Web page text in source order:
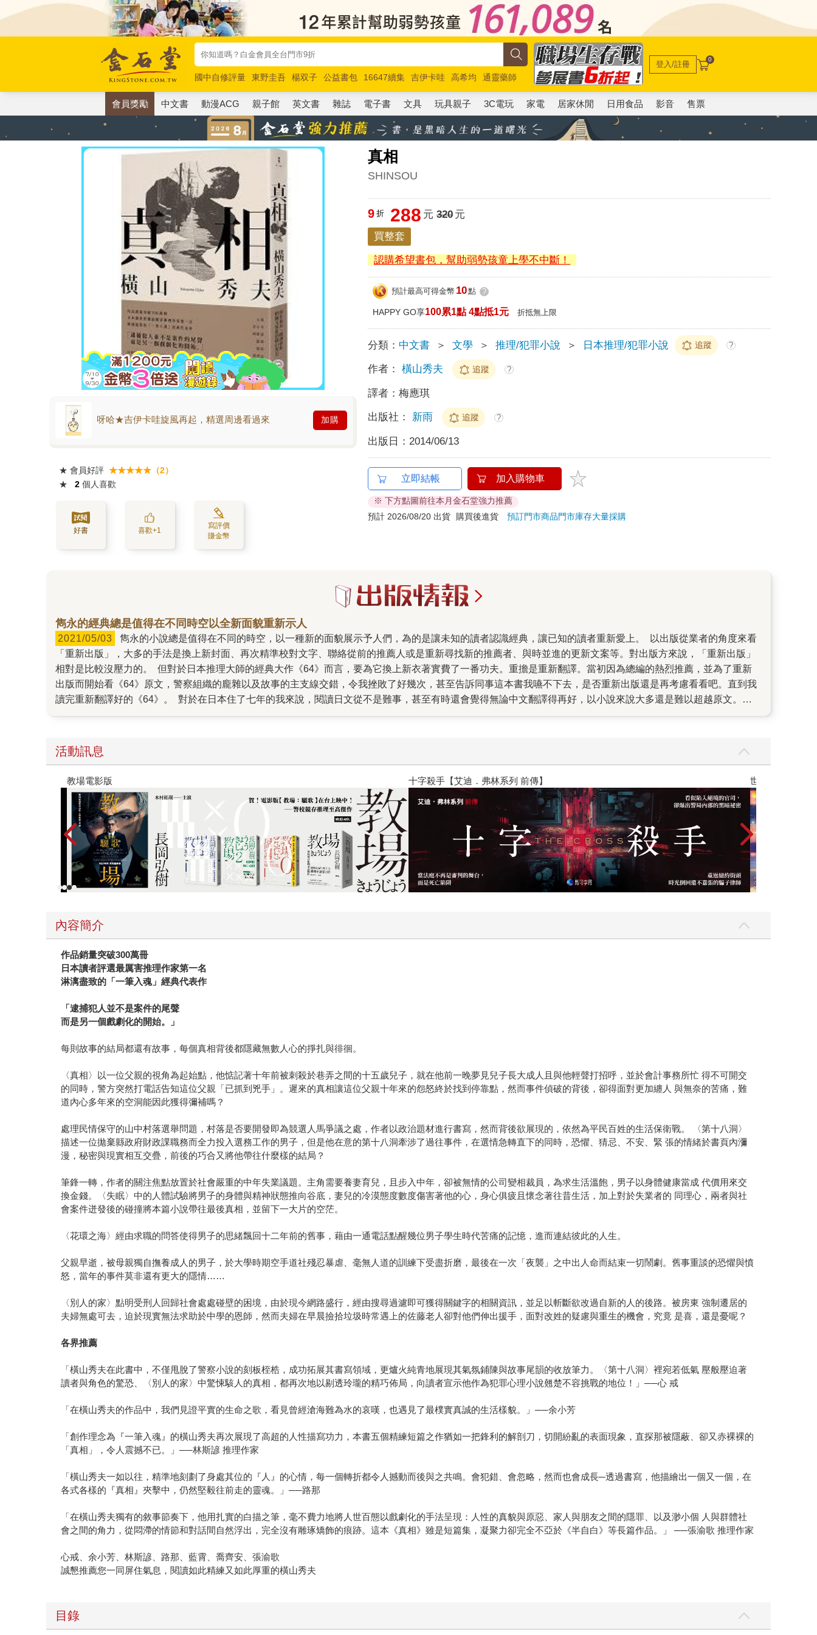
國中自修評量 東野圭吾 楊双子 公益書包 16647續集 吉伊卡哇 高希均
通靈藥師
唯紅花綻放
奧德賽 路邊攤新作 馬斯克 玩具總動員5 超慢跑
登入/註冊 0
會員獎勵 中文書 動漫ACG 親子館 英文書 雜誌 電子書 文具 玩具親子 3C電玩 家電 居家休閒 日用食品 影音 售票
真相
SHINSOU
呀哈★吉伊卡哇旋風再起，精選周邊看過來 加購
★ 會員好評 ★★★★★（2）
★
2 個人喜歡
好書 喜歡+1
寫評價
賺金幣
9 折 288 元 320元
買整套
認購希望書包，幫助弱勢孩童上學不中斷！
預計最高可得金幣 10點 ?
HAPPY GO享100累1點 4點抵1元 折抵無上限
分類： 中文書 ＞ 文學 ＞ 推理/犯罪小說 ＞ 日本推理/犯罪小說 追蹤 ?
作者： 橫山秀夫 追蹤 ?
譯者：梅應琪
出版社： 新雨 追蹤 ?
出版日： 2014/06/13
立即結帳 加入購物車
※ 下方點圖前往本月金石堂強力推薦
預計 2026/08/20 出貨
購買後進貨預訂門市商品門市庫存大量採購
雋永的經典總是值得在不同時空以全新面貌重新示人
2021/05/03
雋永的小說總是值得在不同的時空，以一種新的面貌展示予人們，為的是讓未知的讀者認識經典，讓已知的讀者重新愛上。 以出版從業者的角度來看
「重新出版」，大多的手法是換上新封面、再次精準校對文字、聯絡從前的推薦人或是重新尋找新的推薦者、與時並進的更新文案等。對出版方來說，「重新出版」
相對是比較沒壓力的。 但對於日本推理大師的經典大作《64》而言，要為它換上新衣著實費了一番功夫。重擔是重新翻譯。當初因為總編的熱烈推薦，並為了重新
出版而開始看《64》原文，警察組織的龐雜以及故事的主支線交錯，令我挫敗了好幾次，甚至告訴同事這本書我嚥不下去，是否重新出版還是再考慮看看吧。直到我
讀完重新翻譯好的《64》。 對於在日本住了七年的我來說，閱讀日文從不是難事，甚至有時還會覺得無論中文翻譯得再好，以小說來說大多還是難以超越原文。但
書起死回生。
活動訊息
十字殺手【艾迪．弗林系列 前傳】 世界上最透明的故事【夏季限量版】
內容簡介
作品銷量突破300萬冊
日本讀者評選最厲害推理作家第一名
淋漓盡致的「一筆入魂」經典代表作
「逮捕犯人並不是案件的尾聲
而是另一個戲劇化的開始。」
每則故事的結局都還有故事，每個真相背後都隱藏無數人心的掙扎與徘徊。
〈真相〉以一位父親的視角為起始點，他惦記著十年前被刺殺於巷弄之間的十五歲兒子，就在他前一晚夢見兒子長大成人且與他輕聲打招呼，並於會計事務所忙 得不可開交
的同時，警方突然打電話告知這位父親「已抓到兇手」。遲來的真相讓這位父親十年來的怨怒終於找到停靠點，然而事件偵破的背後，卻得面對更加纏人 與無奈的苦痛，難
道內心多年來的空洞能因此獲得彌補嗎？
處理民情保守的山中村落選舉問題，村落是否要開發即為競選人馬爭議之處，作者以政治題材進行書寫，然而背後欲展現的，依然為平民百姓的生活保衛戰。 〈第十八洞〉
描述一位拋棄縣政府財政課職務而全力投入選務工作的男子，但是他在意的第十八洞牽涉了過往事件，在選情急轉直下的同時，恐懼、猜忌、不安、緊 張的情緒於書頁內瀰
漫，秘密與現實相互交疊，前後的巧合又將他帶往什麼樣的結局？
筆鋒一轉，作者的關注焦點放置於社會嚴重的中年失業議題。主角需要養妻育兒，且步入中年，卻被無情的公司變相裁員，為求生活溫飽，男子以身體健康當成 代價用來交
換金錢。〈失眠〉中的人體試驗將男子的身體與精神狀態推向谷底，妻兒的冷漠態度數度傷害著他的心，身心俱疲且懷念著往昔生活，加上對於失業者的 同理心，兩者與社
會案件迸發後的碰撞將本篇小說帶往最後真相，並留下一大片的空茫。
〈花環之海〉經由求職的問答使得男子的思緒飄回十二年前的舊事，藉由一通電話點醒幾位男子學生時代苦痛的記憶，進而連結彼此的人生。
父親早逝，被母親獨自撫養成人的男子，於大學時期空手道社殘忍暴虐、毫無人道的訓練下受盡折磨，最後在一次「夜襲」之中出人命而結束一切鬧劇。舊事重談的恐懼與憤
怒，當年的事件莫非還有更大的隱情……
〈別人的家〉點明受刑人回歸社會處處碰壁的困境，由於現今網路盛行，經由搜尋過濾即可獲得關鍵字的相關資訊，並足以斬斷欲改過自新的人的後路。被房東 強制遷居的
夫婦無處可去，迫於現實無法求助於中學的恩師，然而夫婦在早晨撿拾垃圾時常遇上的佐藤老人卻對他們伸出援手，面對改姓的疑慮與重生的機會，究竟 是喜，還是憂呢？
各界推薦
「橫山秀夫在此書中，不僅甩脫了警察小說的刻板桎梏，成功拓展其書寫領域，更爐火純青地展現其氣氛鋪陳與故事尾韻的收放筆力。〈第十八洞〉裡宛若低氣 壓般壓迫著
讀者與角色的驚恐、〈別人的家〉中驚悚駭人的真相，都再次地以剔透玲瓏的精巧佈局，向讀者宣示他作為犯罪心理小說翹楚不容挑戰的地位！」──心 戒
「在橫山秀夫的作品中，我們見證平實的生命之歌，看見曾經滄海難為水的哀嘆，也遇見了最樸實真誠的生活樣貌。」──余小芳
「創作理念為『一筆入魂』的橫山秀夫再次展現了高超的人性描寫功力，本書五個精練短篇之作猶如一把鋒利的解剖刀，切開紛亂的表面現象，直探那被隱蔽、卻又赤裸裸的
「真相」，令人震撼不已。」──林斯諺 推理作家
「橫山秀夫一如以往，精準地刻劃了身處其位的『人』的心情，每一個轉折都令人撼動而後與之共鳴。會犯錯、會忽略，然而也會成長─透過書寫，他描繪出一個又一個，在
各式各樣的『真相』夾擊中，仍然堅毅往前走的靈魂。」──路那
「在橫山秀夫獨有的敘事節奏下，他用扎實的白描之筆，毫不費力地將人世百態以戲劇化的手法呈現：人性的真貌與原惡、家人與朋友之間的隱罪、以及渺小個 人與群體社
會之間的角力，從悶滯的情節和對話間自然浮出，完全沒有雕琢矯飾的痕跡。這本《真相》雖是短篇集，凝聚力卻完全不亞於《半自白》等長篇作品。」 ──張渝歌 推理作家
心戒、余小芳、林斯諺、路那、藍霄、喬齊安、張渝歌
誠懇推薦您一同屏住氣息，閱讀如此精練又如此厚重的橫山秀夫
目錄